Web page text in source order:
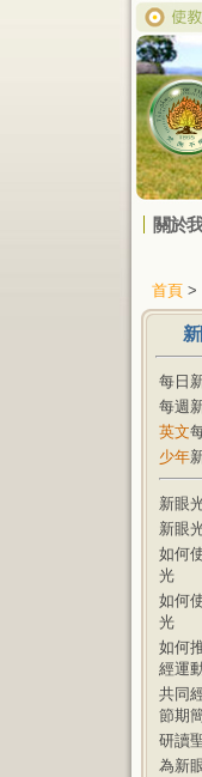
關於
首頁 >
每日
每週
英文
少年
新眼
新眼
如何
光
如何
光
如何
經運
共同
節期
研讀
為新